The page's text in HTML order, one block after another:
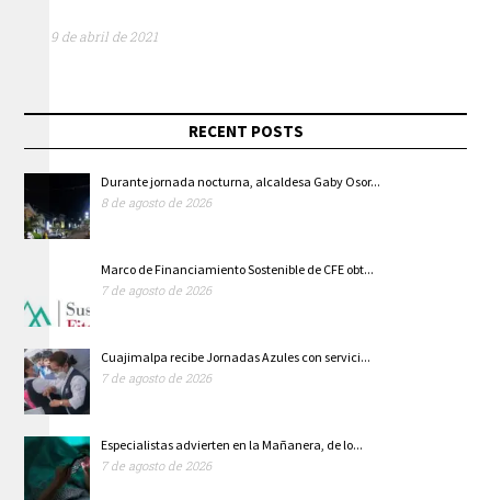
9 de abril de 2021
RECENT POSTS
Durante jornada nocturna, alcaldesa Gaby Osor...
8 de agosto de 2026
Marco de Financiamiento Sostenible de CFE obt...
7 de agosto de 2026
Cuajimalpa recibe Jornadas Azules con servici...
7 de agosto de 2026
Especialistas advierten en la Mañanera, de lo...
7 de agosto de 2026